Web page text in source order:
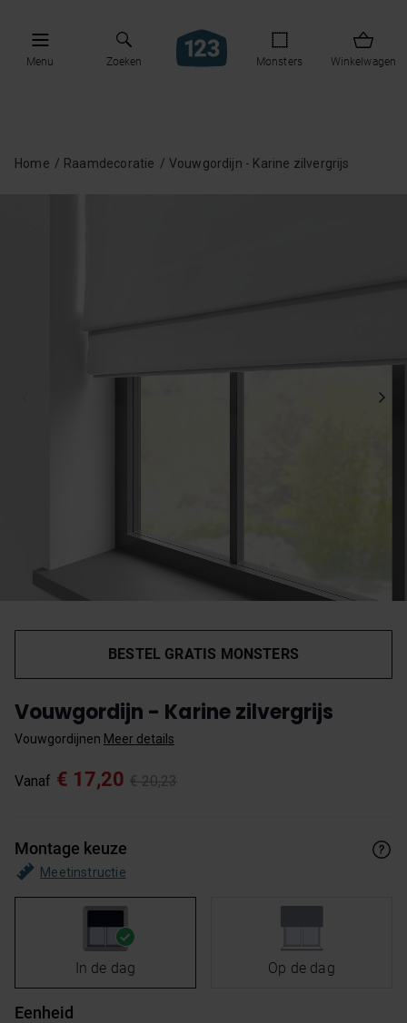
Menu Zoeken Monsters Winkelwagen
Home Raamdecoratie Vouwgordijn - Karine zilvergrijs
BESTEL GRATIS MONSTERS
Vouwgordijn - Karine zilvergrijs
Vouwgordijnen Meer details
Vanaf € 20,23
€ 17,20
Montage keuze
Meetinstructie
In de dag Op de dag
Eenheid